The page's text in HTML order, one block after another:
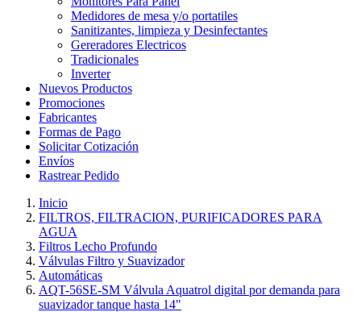
Medidores de mesa y/o portatiles
Sanitizantes, limpieza y Desinfectantes
Gereradores Electricos
Tradicionales
Inverter
Nuevos Productos
Promociones
Fabricantes
Formas de Pago
Solicitar Cotización
Envíos
Rastrear Pedido
Inicio
FILTROS, FILTRACION, PURIFICADORES PARA
AGUA
Filtros Lecho Profundo
Válvulas Filtro y Suavizador
Automáticas
AQT-56SE-SM Válvula Aquatrol digital por demanda para
suavizador tanque hasta 14"